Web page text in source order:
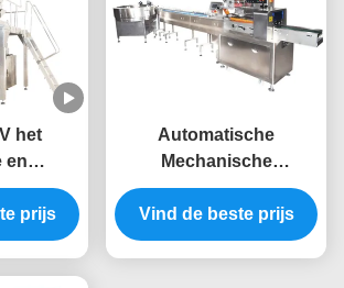
het
en
van
prijs
Automatische
Mechanische
Suikergoed Individuele
Verpakkende Machine
2.5kw
Vind de beste prijs